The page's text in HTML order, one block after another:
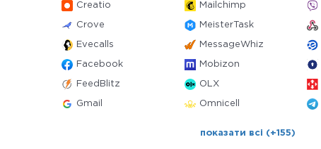
Creatio Mailchimp
Crove MeisterTask
Evecalls MessageWhiz
Facebook Mobizon
FeedBlitz OLX
Gmail Omnicell
показати всі (+155)